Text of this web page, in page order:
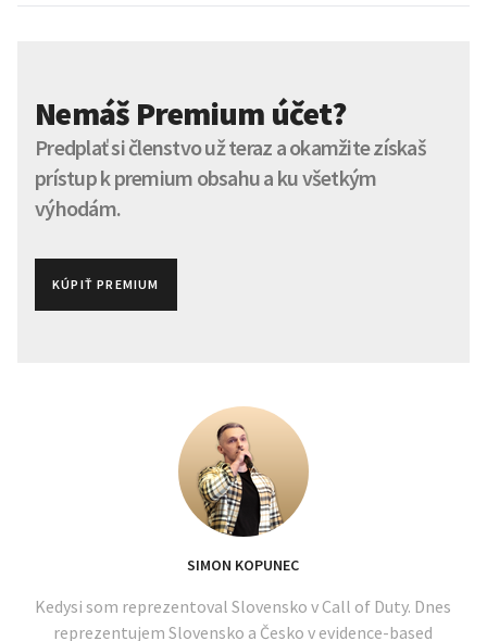
Nemáš Premium účet?
Predplať si členstvo už teraz a okamžite získaš
prístup k premium obsahu a ku všetkým
výhodám.
KÚPIŤ PREMIUM
SIMON KOPUNEC
Kedysi som reprezentoval Slovensko v Call of Duty. Dnes
reprezentujem Slovensko a Česko v evidence-based